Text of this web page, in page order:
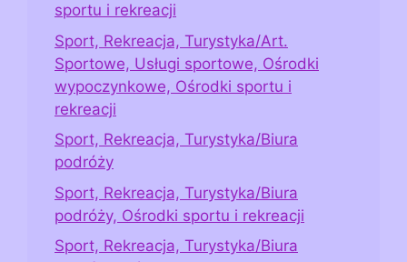
sportu i rekreacji
Sport, Rekreacja, Turystyka/Art.
Sportowe, Usługi sportowe, Ośrodki
wypoczynkowe, Ośrodki sportu i
rekreacji
Sport, Rekreacja, Turystyka/Biura
podróży
Sport, Rekreacja, Turystyka/Biura
podróży, Ośrodki sportu i rekreacji
Sport, Rekreacja, Turystyka/Biura